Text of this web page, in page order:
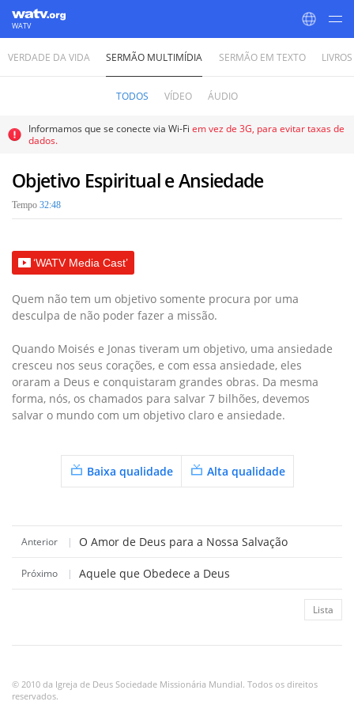
WATV
World Mission Society Church of God
VERDADE DA VIDA SERMÃO MULTIMÍDIA SERMÃO EM TEXTO
TODOS VÍDEO ÁUDIO
Informamos que se conecte via Wi-Fi em vez de 3G, para evitar taxas de
dados.
Objetivo Espiritual e Ansiedade
Tempo 32:48
‘WATV Media Cast’
Quem não tem um objetivo somente procura por uma
desculpa de não poder fazer a missão.
Quando Moisés e Jonas tiveram um objetivo, uma ansiedade
cresceu nos seus corações, e com essa ansiedade, eles
oraram a Deus e conquistaram grandes obras. Da mesma
forma, nós, os chamados para salvar 7 bilhões, devemos
salvar o mundo com um objetivo claro e ansiedade.
Baixa qualidade Alta qualidade
Anterior | O Amor de Deus para a Nossa Salvação
Próximo | Aquele que Obedece a Deus
Lista
© 2010 da Igreja de Deus Sociedade Missionária Mundial. Todos os direitos
reservados.